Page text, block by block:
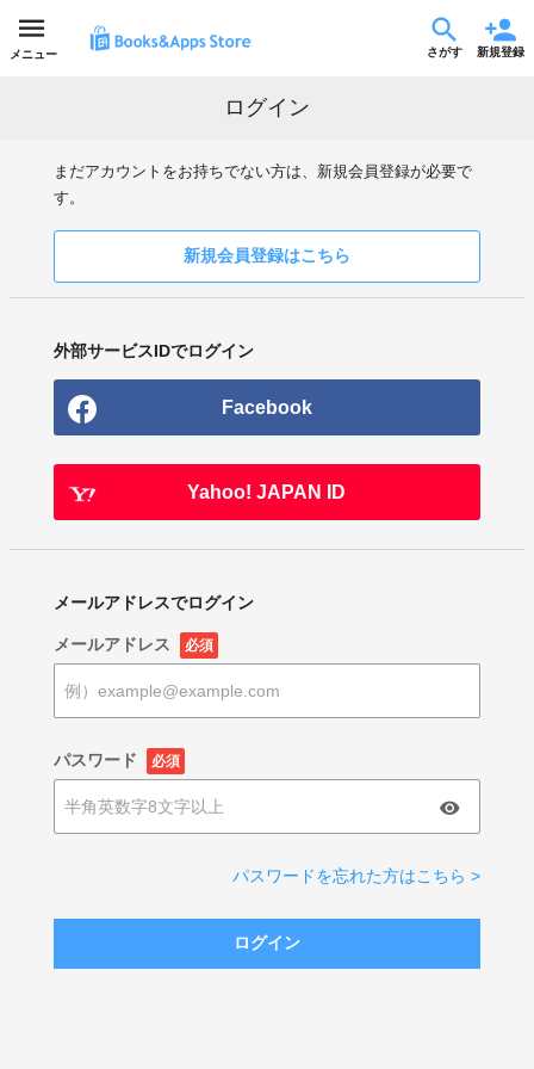
メニュー さがす 新規登録
ログイン
まだアカウントをお持ちでない方は、新規会員登録が必要で
す。
新規会員登録はこちら
外部サービスIDでログイン
Facebook
Yahoo! JAPAN ID
メールアドレスでログイン
メールアドレス 必須
パスワード 必須
パスワードを忘れた方はこちら >
ログイン